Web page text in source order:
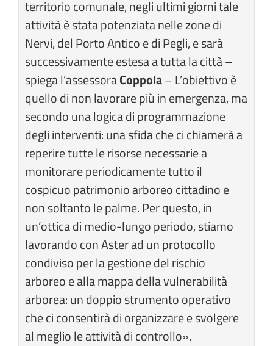
territorio comunale, negli ultimi giorni tale
attività è stata potenziata nelle zone di
Nervi, del Porto Antico e di Pegli, e sarà
successivamente estesa a tutta la città –
spiega l’assessoraCoppola– L’obiettivo è
quello di non lavorare più in emergenza, ma
secondo una logica di programmazione
degli interventi: una sfida che ci chiamerà a
reperire tutte le risorse necessarie a
monitorare periodicamente tutto il
cospicuo patrimonio arboreo cittadino e
non soltanto le palme. Per questo, in
un’ottica di medio-lungo periodo, stiamo
lavorando con Aster ad un protocollo
condiviso per la gestione del rischio
arboreo e alla mappa della vulnerabilità
arborea: un doppio strumento operativo
che ci consentirà di organizzare e svolgere
al meglio le attività di controllo».